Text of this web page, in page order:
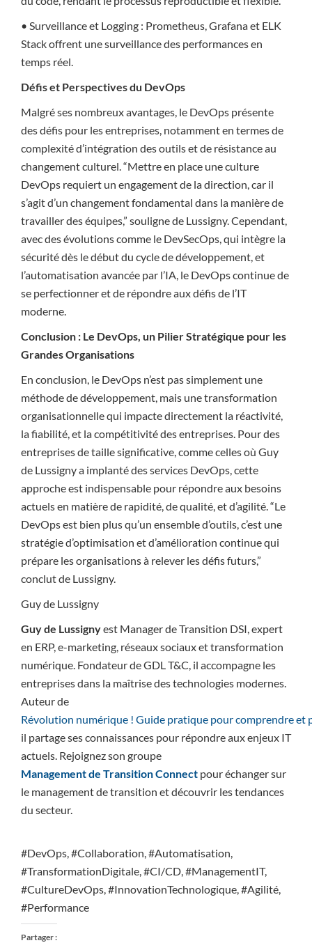
• Surveillance et Logging : Prometheus, Grafana et ELK
Stack offrent une surveillance des performances en
temps réel.
Défis et Perspectives du DevOps
Malgré ses nombreux avantages, le DevOps présente
des défis pour les entreprises, notamment en termes de
complexité d’intégration des outils et de résistance au
changement culturel. “Mettre en place une culture
DevOps requiert un engagement de la direction, car il
s’agit d’un changement fondamental dans la manière de
travailler des équipes,” souligne de Lussigny. Cependant,
avec des évolutions comme le DevSecOps, qui intègre la
sécurité dès le début du cycle de développement, et
l’automatisation avancée par l’IA, le DevOps continue de
se perfectionner et de répondre aux défis de l’IT
moderne.
Conclusion : Le DevOps, un Pilier Stratégique pour les
Grandes Organisations
En conclusion, le DevOps n’est pas simplement une
méthode de développement, mais une transformation
organisationnelle qui impacte directement la réactivité,
la fiabilité, et la compétitivité des entreprises. Pour des
entreprises de taille significative, comme celles où Guy
de Lussigny a implanté des services DevOps, cette
approche est indispensable pour répondre aux besoins
actuels en matière de rapidité, de qualité, et d’agilité. “Le
DevOps est bien plus qu’un ensemble d’outils, c’est une
stratégie d’optimisation et d’amélioration continue qui
prépare les organisations à relever les défis futurs,”
conclut de Lussigny.
Guy de Lussigny
Guy de Lussignyest Manager de Transition DSI, expert
en ERP, e-marketing, réseaux sociaux et transformation
numérique. Fondateur de GDL T&C, il accompagne les
entreprises dans la maîtrise des technologies modernes.
Auteur de
Révolution numérique ! Guide pratique pour comprendre et
il partage ses connaissances pour répondre aux enjeux IT
actuels. Rejoignez son groupe
Management de Transition Connect pour échanger sur
le management de transition et découvrir les tendances
du secteur.
#DevOps, #Collaboration, #Automatisation,
#TransformationDigitale, #CI/CD, #ManagementIT,
#CultureDevOps, #InnovationTechnologique, #Agilité,
#Performance
Partager :